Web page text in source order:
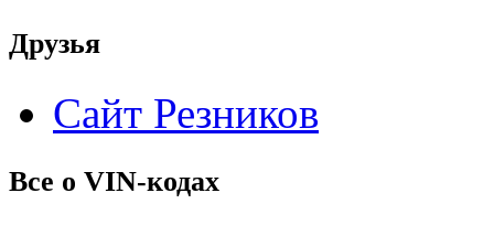
Друзья
Сайт Резников
Все о VIN-кодах